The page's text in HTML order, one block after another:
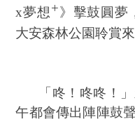
x夢想+》擊鼓圓夢
大安森林公園聆賞
「咚！咚咚！
午都會傳出陣陣鼓